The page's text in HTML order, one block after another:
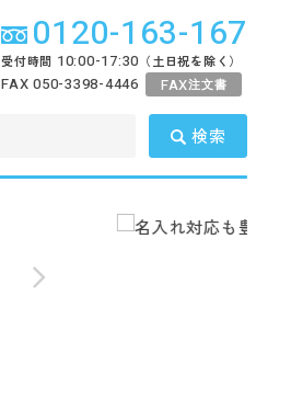
0120-163-167
受付時間 10:00-17:30 （土日祝を除く）
FAX 050-3398-4446 FAX注文書
検索